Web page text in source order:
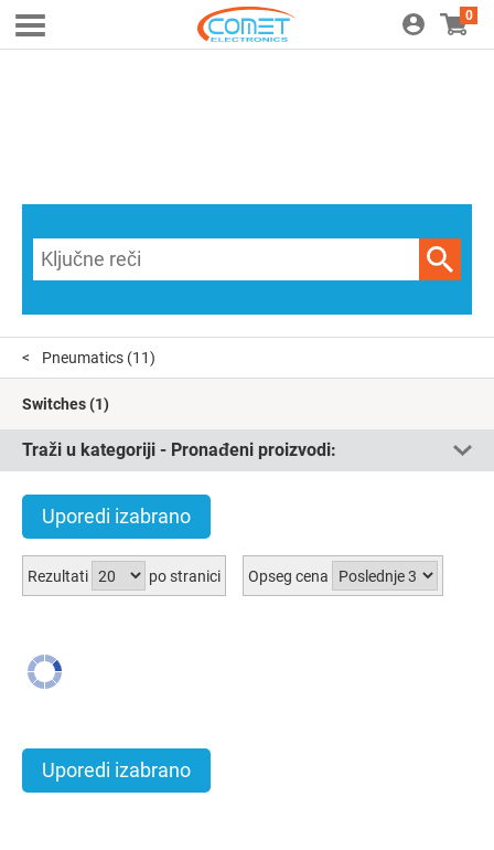
0
Pneumatics (11)
Switches(1)
Traži u kategoriji - Pronađeni proizvodi:
Uporedi izabrano
Rezultati po stranici Opseg cena
Uporedi izabrano